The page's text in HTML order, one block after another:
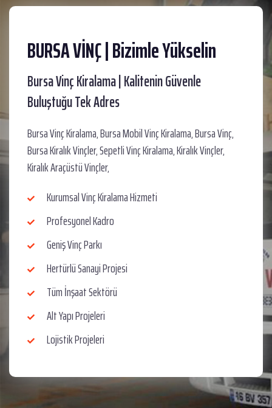
BURSA VİNÇ | Bizimle Yükselin
Bursa Vinç Kiralama | Kalitenin Güvenle
Buluştuğu Tek Adres
Bursa Vinç Kiralama, Bursa Mobil Vinç Kiralama, Bursa Vinç,
Bursa Kiralık Vinçler, Sepetli Vinç Kiralama, Kiralık Vinçler,
Kiralık Araçüstü Vinçler,
Kurumsal Vinç Kiralama Hizmeti
Profesyonel Kadro
Geniş Vinç Parkı
Hertürlü Sanayi Projesi
Tüm İnşaat Sektörü
Alt Yapı Projeleri
Lojistik Projeleri